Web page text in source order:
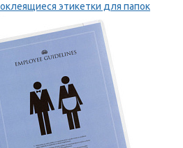
этикетки для папок
для маркировки